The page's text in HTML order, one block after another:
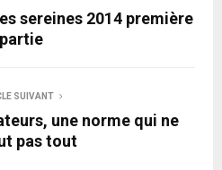
sereines 2014 première
partie
SUIVANT
une norme qui ne
pas tout